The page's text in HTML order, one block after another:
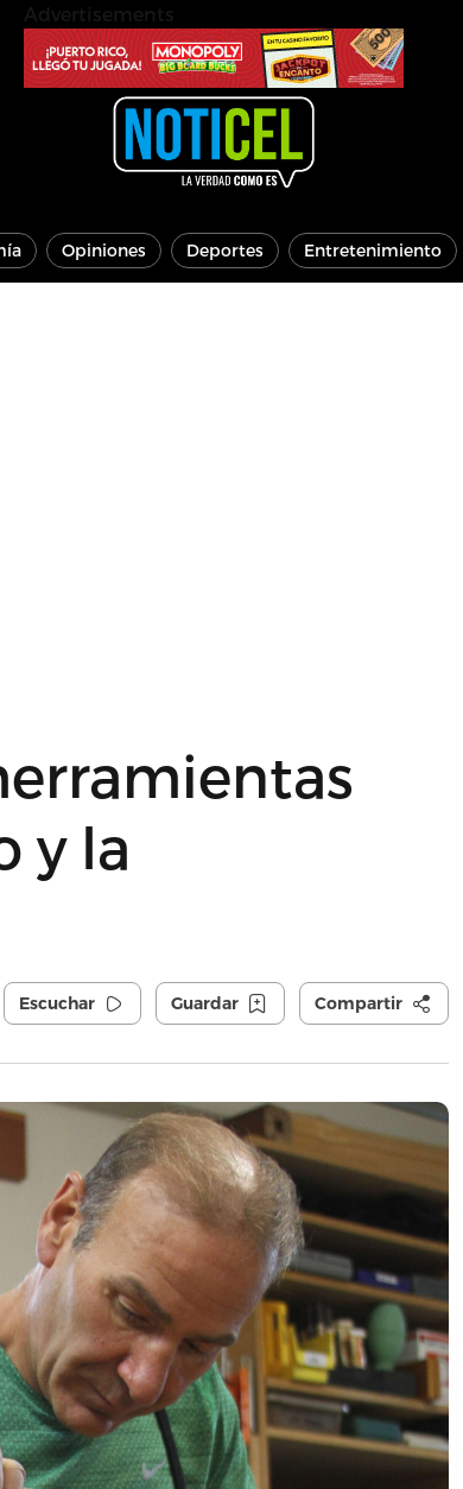
Opiniones Deportes Entretenimiento
y la
Escuchar Guardar Compartir